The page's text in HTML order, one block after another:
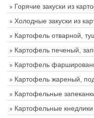
Горячие закуски из
Холодные закуски из
Картофель отварной,
Картофель печеный,
Картофель
Картофель жареный,
Картофельные
Картофельные кнедлики